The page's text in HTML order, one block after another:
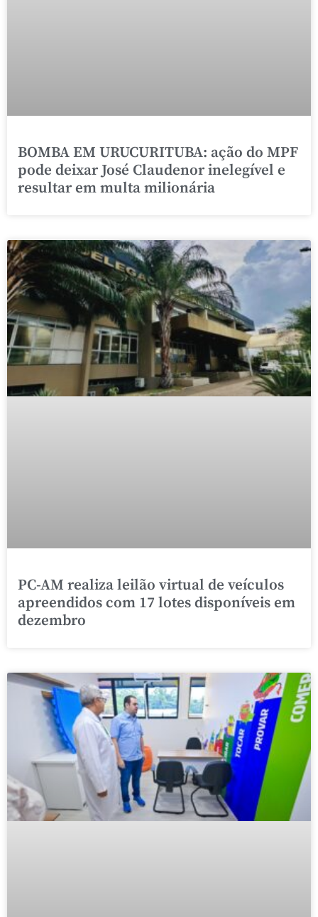
BOMBA EM URUCURITUBA: ação do MPF
pode deixar José Claudenor inelegível e
resultar em multa milionária
PC-AM realiza leilão virtual de veículos
apreendidos com 17 lotes disponíveis em
dezembro